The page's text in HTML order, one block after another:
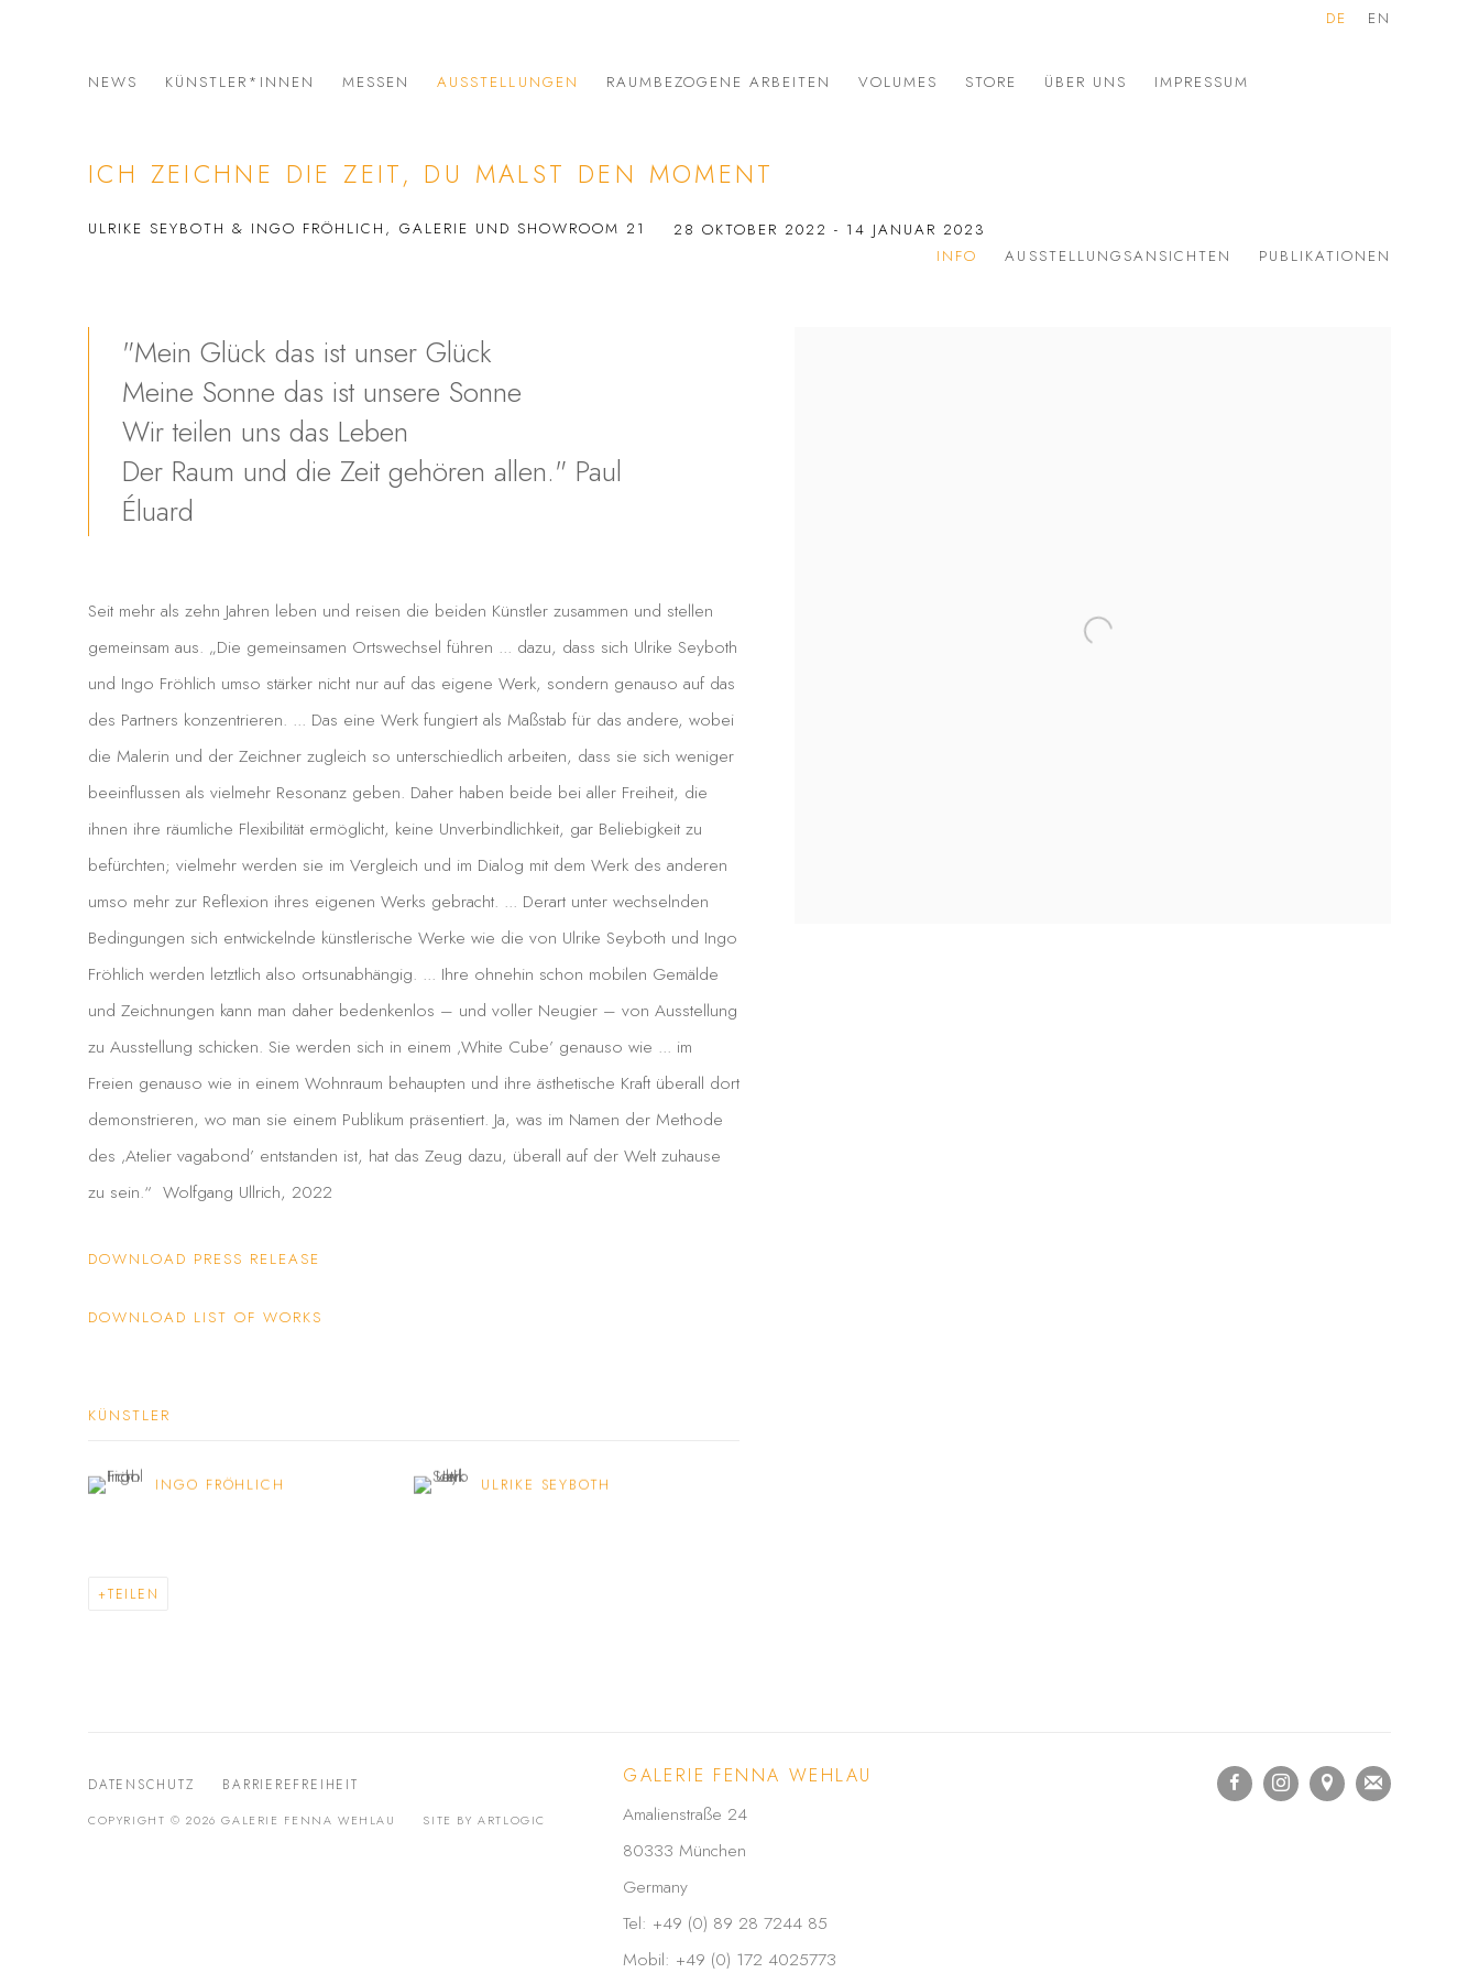
NEWS KÜNSTLER*INNEN MESSEN AUSSTELLUNGEN RAUMBEZOGENE ARBEITEN VOLUMES STORE ÜBER UNS IMPRESSUM
DE EN
ICH ZEICHNE DIE ZEIT, DU MALST DEN MOMENT
ULRIKE SEYBOTH & INGO FRÖHLICH, GALERIE UND SHOWROOM 21
28 OKTOBER 2022 - 14 JANUAR 2023
INFO
AUSSTELLUNGSANSICHTEN PUBLIKATIONEN
"Mein Glück das ist unser Glück
Meine Sonne das ist unsere Sonne
Wir teilen uns das Leben
Der Raum und die Zeit gehören allen." Paul
Éluard
Seit mehr als zehn Jahren leben und reisen die beiden Künstler zusammen und stellen
gemeinsam aus. „Die gemeinsamen Ortswechsel führen ... dazu, dass sich Ulrike Seyboth
und Ingo Fröhlich umso stärker nicht nur auf das eigene Werk, sondern genauso auf das
des Partners konzentrieren. ... Das eine Werk fungiert als Maßstab für das andere, wobei
die Malerin und der Zeichner zugleich so unterschiedlich arbeiten, dass sie sich weniger
beeinflussen als vielmehr Resonanz geben. Daher haben beide bei aller Freiheit, die
ihnen ihre räumliche Flexibilität ermöglicht, keine Unverbindlichkeit, gar Beliebigkeit zu
befürchten; vielmehr werden sie im Vergleich und im Dialog mit dem Werk des anderen
umso mehr zur Reflexion ihres eigenen Werks gebracht. ... Derart unter wechselnden
Bedingungen sich entwickelnde künstlerische Werke wie die von Ulrike Seyboth und Ingo
Fröhlich werden letztlich also ortsunabhängig. ... Ihre ohnehin schon mobilen Gemälde
und Zeichnungen kann man daher bedenkenlos – und voller Neugier – von Ausstellung
zu Ausstellung schicken. Sie werden sich in einem ‚White Cube’ genauso wie ... im
Freien genauso wie in einem Wohnraum behaupten und ihre ästhetische Kraft überall dort
demonstrieren, wo man sie einem Publikum präsentiert. Ja, was im Namen der Methode
des ‚Atelier vagabond’ entstanden ist, hat das Zeug dazu, überall auf der Welt zuhause
zu sein.“ Wolfgang Ullrich, 2022
DOWNLOAD PRESS RELEASE
DOWNLOAD LIST OF WORKS
KÜNSTLER
INGO FRÖHLICH ULRIKE SEYBOTH
TEILEN
DATENSCHUTZ BARRIEREFREIHEIT
COPYRIGHT © 2026 GALERIE FENNA WEHLAU SITE BY ARTLOGIC
GALERIE FENNA WEHLAU
Amalienstraße 24
80333 München
Germany
Tel: +49 (0) 89 28 7244 85
Mobil: +49 (0) 172 4025773